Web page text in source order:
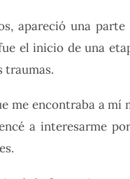
apareció una
el inicio de una
traumas.
me encontraba a mí
a interesarme